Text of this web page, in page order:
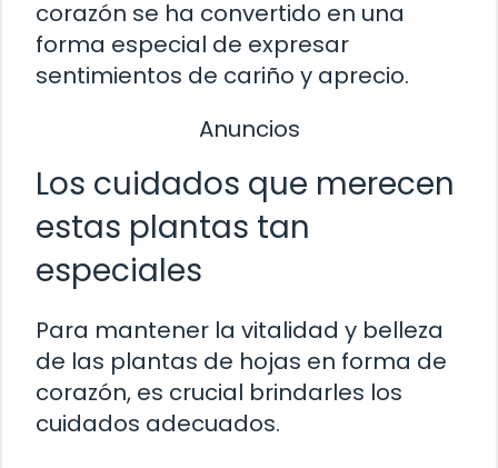
corazón se ha convertido en una
forma especial de expresar
sentimientos de cariño y aprecio.
Anuncios
Los cuidados que merecen
estas plantas tan
especiales
Para mantener la vitalidad y belleza
de las plantas de hojas en forma de
corazón, es crucial brindarles los
cuidados adecuados.